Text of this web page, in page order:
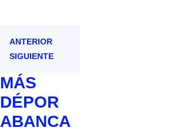
ANTERIOR
SIGUIENTE
MÁS
DÉPOR
ABANCA